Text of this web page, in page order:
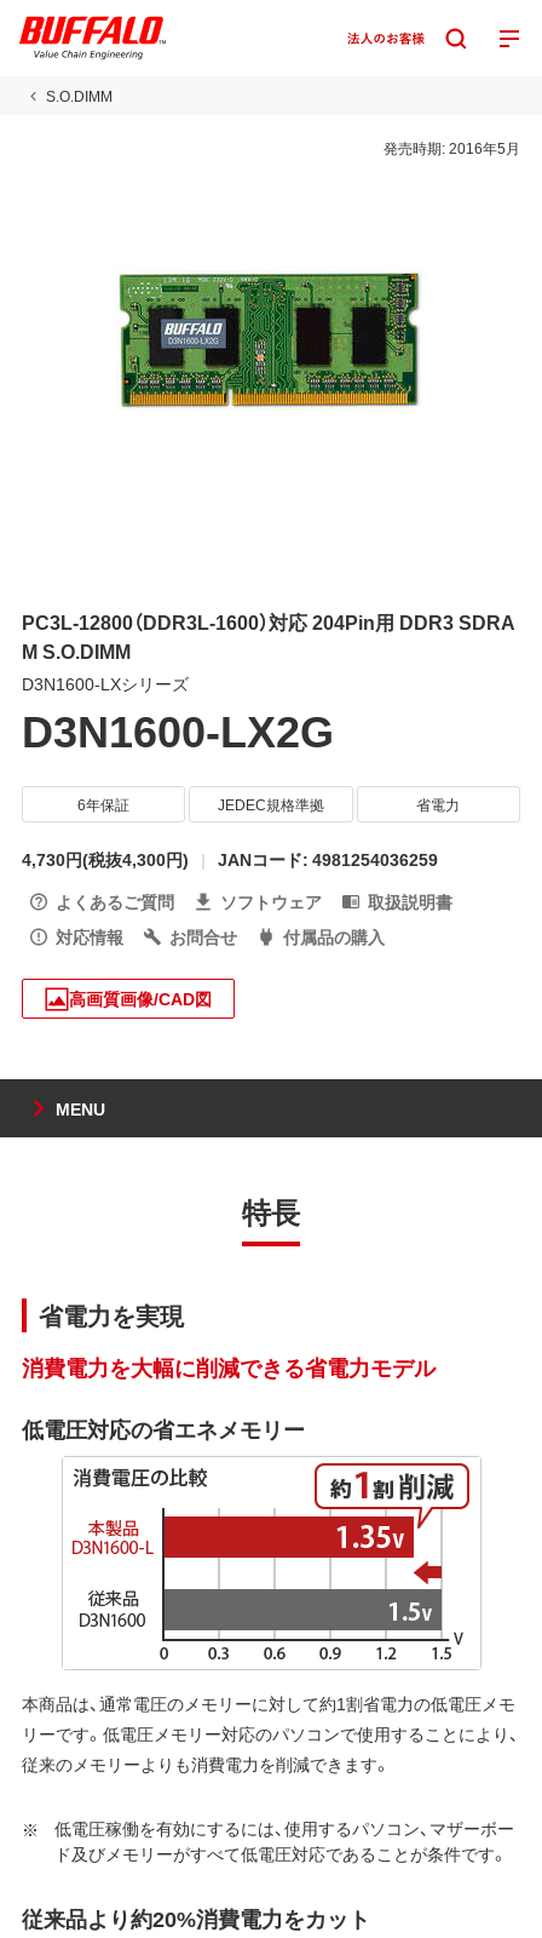
S.O.DIMM
発売時期:2016年5月
PC3L-12800（DDR3L-1600）対応 204Pin用 DDR3 SDRA
M S.O.DIMM
D3N1600-LXシリーズ
D3N1600-LX2G
6年保証 JEDEC規格準拠 省電力
4,730円(税抜4,300円)
JANコード: 4981254036259
よくあるご質問
ソフトウェア
取扱説明書
対応情報
お問合せ 付属品の購入
高画質画像/CAD図
MENU
特長
省電力を実現
消費電力を大幅に削減できる省電力モデル
低電圧対応の省エネメモリー
本商品は、通常電圧のメモリーに対して約1割省電力の低電圧メモ
リーです。低電圧メモリー対応のパソコンで使用することにより、
従来のメモリーよりも消費電力を削減できます。
低電圧稼働を有効にするには、使用するパソコン、マザーボー
ド及びメモリーがすべて低電圧対応であることが条件です。
従来品より約20%消費電力をカット